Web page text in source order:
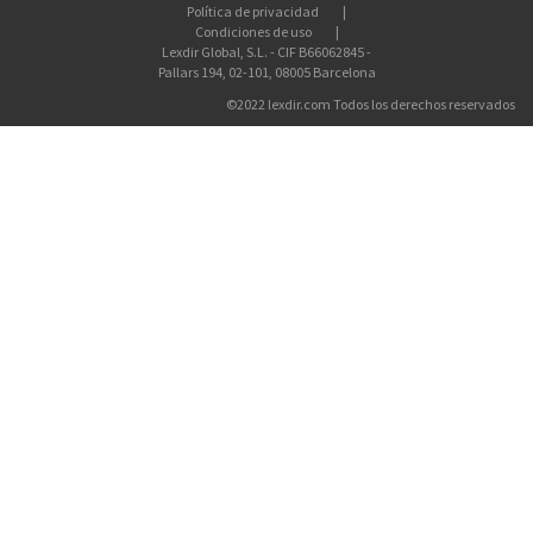
Política de privacidad
Condiciones de uso
Lexdir Global, S.L. - CIF B66062845 -
Pallars 194, 02-101, 08005 Barcelona
©2022 lexdir.com Todos los derechos reservados